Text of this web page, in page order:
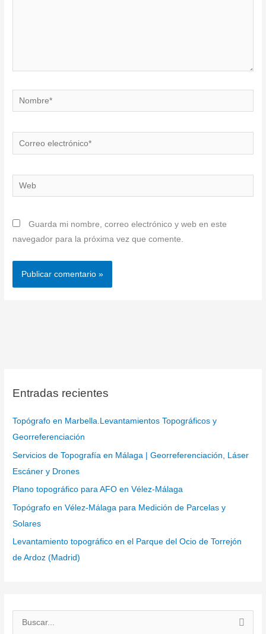
Nombre*
Correo
electrónico*
Web
Guarda mi nombre, correo electrónico y web en este
navegador para la próxima vez que comente.
Entradas recientes
Topógrafo en Marbella.Levantamientos Topográficos y
Georreferenciación
Servicios de Topografía en Málaga | Georreferenciación, Láser
Escáner y Drones
Plano topográfico para AFO en Vélez-Málaga
Topógrafo en Vélez-Málaga para Medición de Parcelas y
Solares
Levantamiento topográfico en el Parque del Ocio de Torrejón
de Ardoz (Madrid)